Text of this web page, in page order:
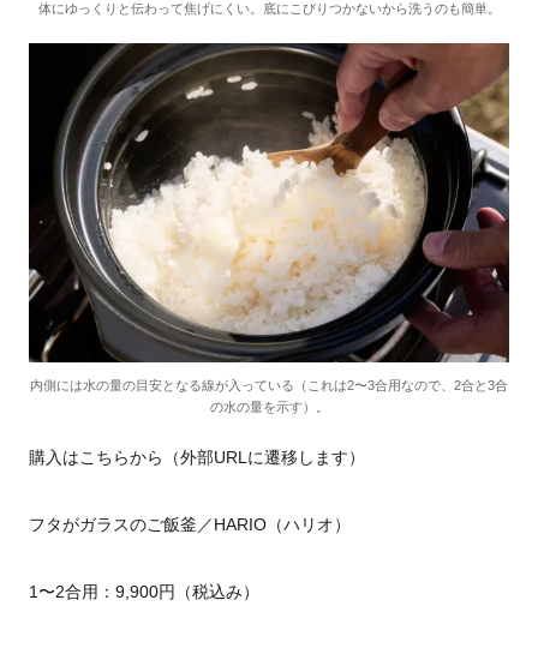
体にゆっくりと伝わって焦げにくい。底にこびりつかないから洗うのも簡単。
内側には水の量の目安となる線が入っている（これは2〜3合用なので、2合と3合
の水の量を示す）。
購入はこちらから（外部URLに遷移します）
フタがガラスのご飯釜／HARIO（ハリオ）
1〜2合用：9,900円（税込み）